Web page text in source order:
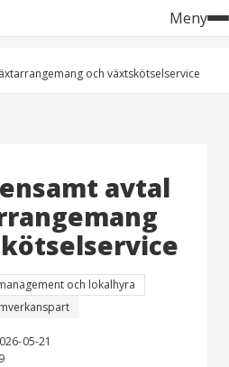
Meny
och växtskötselservice
avtal
och lokalhyra
05-21